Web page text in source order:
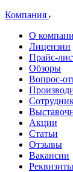
Компания
О
Лицензии
Прайс-
Обзоры
Вопрос-
Акции
Статьи
Отзывы
Вакансии
Реквизиты